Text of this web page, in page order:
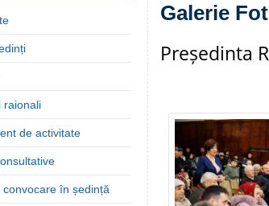
raionali
de activitate
convocare în ședință
Galerie
Președinta